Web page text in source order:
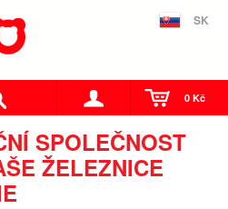
SK
0 Kč
SPOLEČNOST
ŽELEZNICE